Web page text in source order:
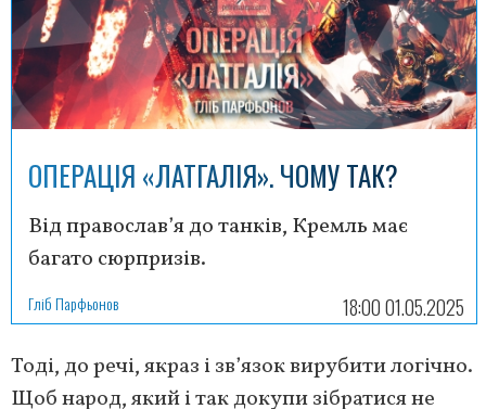
ОПЕРАЦІЯ «ЛАТГАЛІЯ». ЧОМУ ТАК?
Від православ’я до танків, Кремль має
багато сюрпризів.
Гліб Парфьонов 18:00 01.05.2025
Тоді, до речі, якраз і зв’язок вирубити логічно.
Щоб народ, який і так докупи зібратися не